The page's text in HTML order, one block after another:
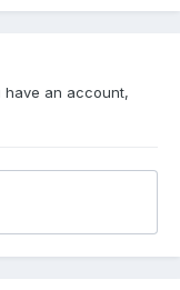
have an account,